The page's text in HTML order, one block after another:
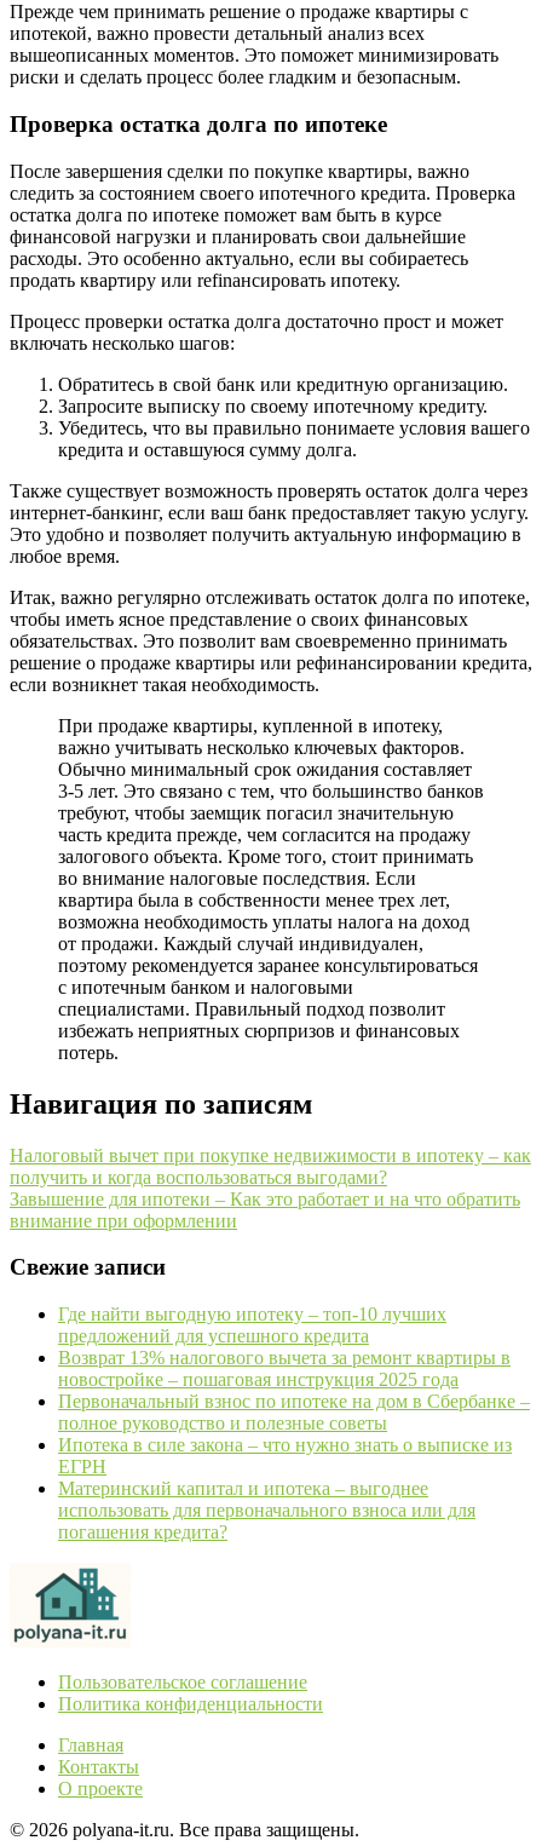
Прежде чем принимать решение о продаже квартиры с
ипотекой, важно провести детальный анализ всех
вышеописанных моментов. Это поможет минимизировать
риски и сделать процесс более гладким и безопасным.
Проверка остатка долга по ипотеке
После завершения сделки по покупке квартиры, важно
следить за состоянием своего ипотечного кредита. Проверка
остатка долга по ипотеке поможет вам быть в курсе
финансовой нагрузки и планировать свои дальнейшие
расходы. Это особенно актуально, если вы собираетесь
продать квартиру или refinансировать ипотеку.
Процесс проверки остатка долга достаточно прост и может
включать несколько шагов:
Обратитесь в свой банк или кредитную организацию.
Запросите выписку по своему ипотечному кредиту.
Убедитесь, что вы правильно понимаете условия вашего
кредита и оставшуюся сумму долга.
Также существует возможность проверять остаток долга через
интернет-банкинг, если ваш банк предоставляет такую услугу.
Это удобно и позволяет получить актуальную информацию в
любое время.
Итак, важно регулярно отслеживать остаток долга по ипотеке,
чтобы иметь ясное представление о своих финансовых
обязательствах. Это позволит вам своевременно принимать
решение о продаже квартиры или рефинансировании кредита,
если возникнет такая необходимость.
При продаже квартиры, купленной в ипотеку,
важно учитывать несколько ключевых факторов.
Обычно минимальный срок ожидания составляет
3-5 лет. Это связано с тем, что большинство банков
требуют, чтобы заемщик погасил значительную
часть кредита прежде, чем согласится на продажу
залогового объекта. Кроме того, стоит принимать
во внимание налоговые последствия. Если
квартира была в собственности менее трех лет,
возможна необходимость уплаты налога на доход
от продажи. Каждый случай индивидуален,
поэтому рекомендуется заранее консультироваться
с ипотечным банком и налоговыми
специалистами. Правильный подход позволит
избежать неприятных сюрпризов и финансовых
потерь.
Навигация по записям
Налоговый вычет при покупке недвижимости в ипотеку – как
получить и когда воспользоваться выгодами?
Завышение для ипотеки – Как это работает и на что обратить
внимание при оформлении
Свежие записи
Где найти выгодную ипотеку – топ-10 лучших
предложений для успешного кредита
Возврат 13% налогового вычета за ремонт квартиры в
новостройке – пошаговая инструкция 2025 года
Первоначальный взнос по ипотеке на дом в Сбербанке –
полное руководство и полезные советы
Ипотека в силе закона – что нужно знать о выписке из
ЕГРН
Материнский капитал и ипотека – выгоднее
использовать для первоначального взноса или для
погашения кредита?
Пользовательское соглашение
Политика конфиденциальности
Главная
Контакты
О проекте
© 2026 polyana-it.ru. Все права защищены.